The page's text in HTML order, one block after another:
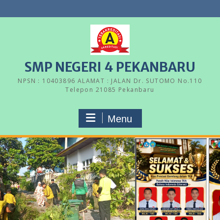
to
SMP NEGERI 4 PEKANBARU
NPSN : 10403896 ALAMAT : JALAN Dr. SUTOMO No.110
Telepon 21085 Pekanbaru
Menu